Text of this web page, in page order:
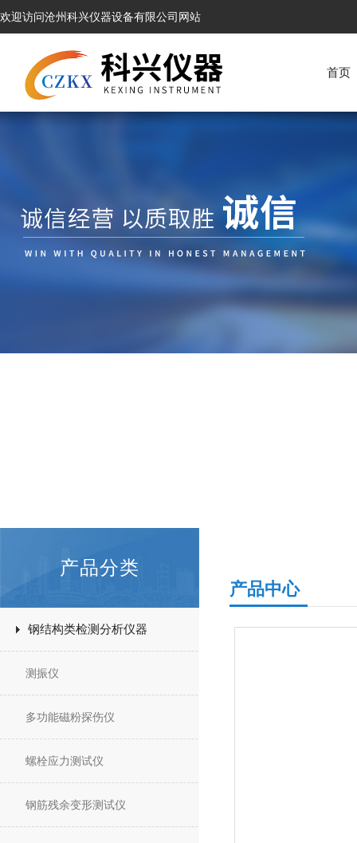
欢迎访问沧州科兴仪器设备有限公司网站
首页
产品分类
钢结构类检测分析仪器
测振仪
多功能磁粉探伤仪
螺栓应力测试仪
钢筋残余变形测试仪
产品中心